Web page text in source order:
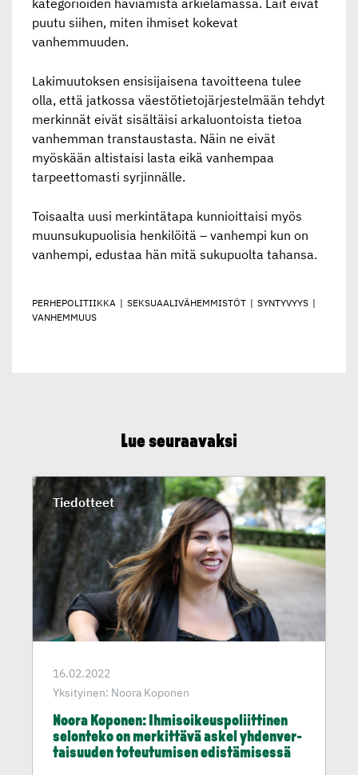
puutu siihen, miten ihmiset kokevat
vanhemmuuden.
Lakimuutoksen ensisijaisena tavoitteena tulee
olla, että jatkossa väestötietojärjestelmään tehdyt
merkinnät eivät sisältäisi arkaluontoista tietoa
vanhemman transtaustasta. Näin ne eivät
myöskään altistaisi lasta eikä vanhempaa
tarpeettomasti syrjinnälle.
Toisaalta uusi merkintätapa kunnioittaisi myös
muunsukupuolisia henkilöitä – vanhempi kun on
vanhempi, edustaa hän mitä sukupuolta tahansa.
PERHEPOLITIIKKA | SEKSUAALIVÄHEMMISTÖT | SYNTYVYYS |
VANHEMMUUS
Lue seuraavaksi
16.02.2022
Yksityinen: Noora Koponen
Noora Koponen: Ihmisoi­keus­po­liit­tinen
selonteko on merkittävä askel yhdenver­
tai­suuden toteutu­misen edistämi­sessä
Tiedotteet